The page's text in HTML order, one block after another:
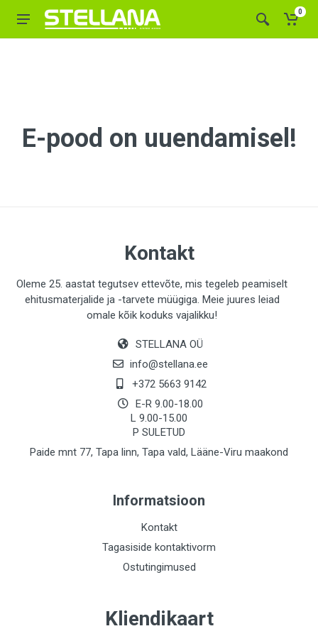
0
E-pood on uuendamisel!
Kontakt
Oleme 25. aastat tegutsev ettevõte, mis tegeleb peamiselt
ehitusmaterjalide ja -tarvete müügiga. Meie juures leiad
omale kõik koduks vajalikku!
STELLANA OÜ
info@stellana.ee
+372 5663 9142
E-R 9.00-18.00
L 9.00-15.00
P SULETUD
Paide mnt 77, Tapa linn, Tapa vald, Lääne-Viru maakond
Informatsioon
Kontakt
Tagasiside kontaktivorm
Ostutingimused
Kliendikaart